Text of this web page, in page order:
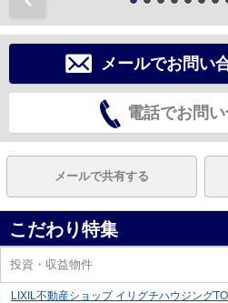
メールでお問い
電話でお問
メールで共有する
こだわり特集
投資・収益物件
LIXIL不動産ショップ イリグチハウジング